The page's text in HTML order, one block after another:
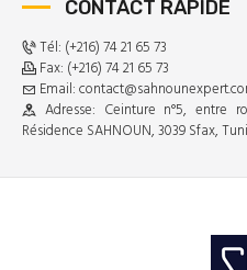
CONTACT RAPIDE
Tél: (+216) 74 21 65 73
Fax: (+216) 74 21 65 73
Email:
Adresse: Ceinture n°5, entre
Résidence SAHNOUN, 3039 Sfax,